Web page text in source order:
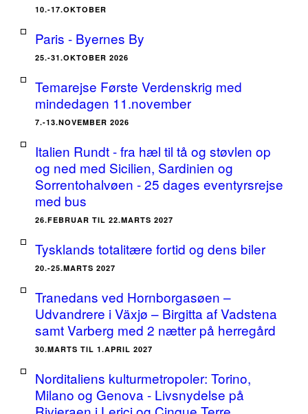
10.-17.OKTOBER
Paris - Byernes By
25.-31.OKTOBER 2026
Temarejse Første Verdenskrig med
mindedagen 11.november
7.-13.NOVEMBER 2026
Italien Rundt - fra hæl til tå og støvlen op
og ned med Sicilien, Sardinien og
Sorrentohalvøen - 25 dages eventyrsrejse
med bus
26.FEBRUAR TIL 22.MARTS 2027
Tysklands totalitære fortid og dens biler
20.-25.MARTS 2027
Tranedans ved Hornborgasøen –
Udvandrere i Växjø – Birgitta af Vadstena
samt Varberg med 2 nætter på herregård
30.MARTS TIL 1.APRIL 2027
Norditaliens kulturmetropoler: Torino,
Milano og Genova - Livsnydelse på